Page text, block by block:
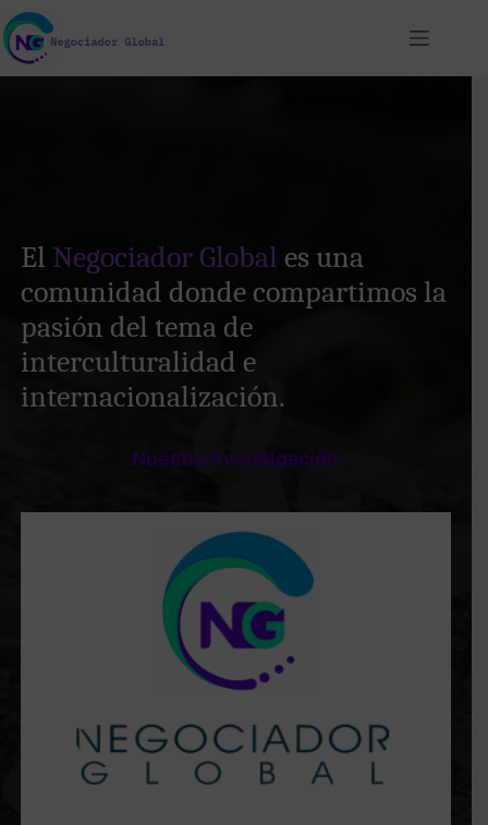
Skip
to
content
El Negociador Global es una
comunidad donde compartimos la
pasión del tema de
interculturalidad e
internacionalización.
Nuestra Investigación